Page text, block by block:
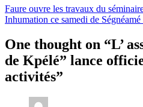
Faure ouvre les travaux du
Inhumation ce samedi de
One thought on “L’
de Kpélé” lance
activités”